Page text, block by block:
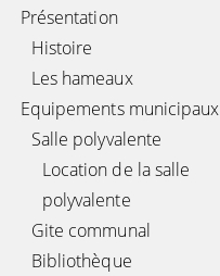
Présentation
Histoire
Les hameaux
Equipements municipaux
Salle polyvalente
Location de la salle
polyvalente
Gite communal
Bibliothèque